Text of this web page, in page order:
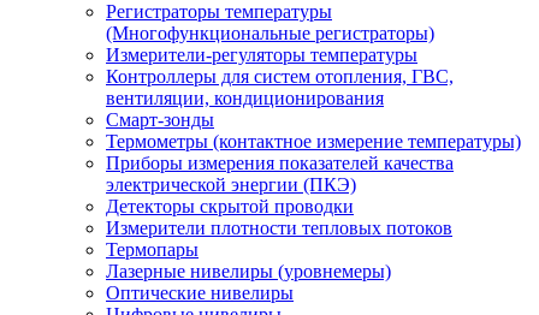
Регистраторы температуры
(Многофункциональные регистраторы)
Измерители-регуляторы температуры
Контроллеры для систем отопления, ГВС,
вентиляции, кондиционирования
Смарт-зонды
Термометры (контактное измерение температуры)
Приборы измерения показателей качества
электрической энергии (ПКЭ)
Детекторы скрытой проводки
Измерители плотности тепловых потоков
Термопары
Лазерные нивелиры (уровнемеры)
Оптические нивелиры